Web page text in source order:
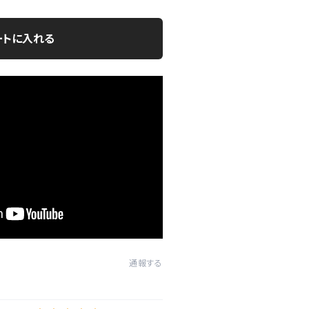
に入れる
通報する